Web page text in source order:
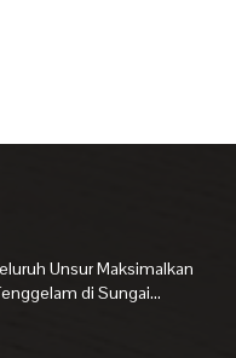
Unsur Maksimalkan
di Sungai...